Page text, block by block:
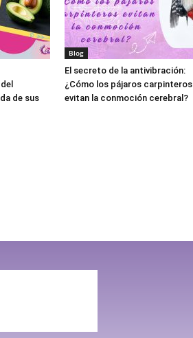
de sus
Blog
El secreto de la antivibración:
¿Cómo los pájaros carpinteros
evitan la conmoción cerebral?